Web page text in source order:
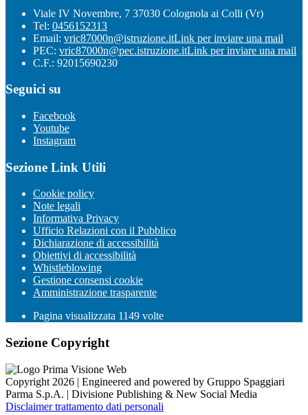
Viale IV Novembre, 7 37030 Colognola ai Colli (Vr)
Tel: 0456152313
Email: vric87000n@istruzione.itLink per inviare una mail
PEC: vric87000n@pec.istruzione.itLink per inviare una mail
C.F.: 92015690230
Seguici su
Facebook
Youtube
Instagram
Sezione Link Utili
Cookie policy
Note legali
Informativa Privacy
Ufficio Relazioni con il Pubblico
Dichiarazione di accessibilità
Obiettivi di accessibilità
Whistleblowing
Gestione consensi cookie
Amministrazione trasparente
Pagina visualizzata 1149 volte
Sezione Copyright
Copyright 2026 | Engineered and powered by Gruppo Spaggiari
Parma S.p.A. | Divisione Publishing & New Social Media
Disclaimer trattamento dati personali